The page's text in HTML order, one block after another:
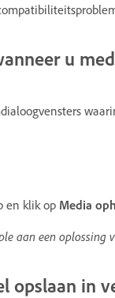
u
en klik op Media
aan een oplossing
opslaan in